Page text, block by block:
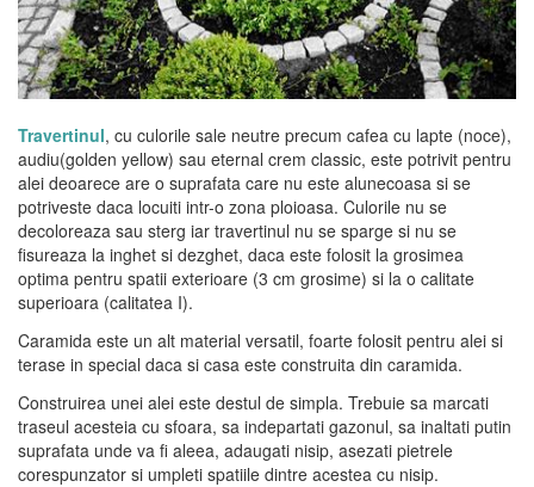
Travertinul, cu culorile sale neutre precum cafea cu lapte (noce),
audiu(golden yellow) sau eternal crem classic, este potrivit pentru
alei deoarece are o suprafata care nu este alunecoasa si se
potriveste daca locuiti intr-o zona ploioasa. Culorile nu se
decoloreaza sau sterg iar travertinul nu se sparge si nu se
fisureaza la inghet si dezghet, daca este folosit la grosimea
optima pentru spatii exterioare (3 cm grosime) si la o calitate
superioara (calitatea I).
Caramida este un alt material versatil, foarte folosit pentru alei si
terase in special daca si casa este construita din caramida.
Construirea unei alei este destul de simpla. Trebuie sa marcati
traseul acesteia cu sfoara, sa indepartati gazonul, sa inaltati putin
suprafata unde va fi aleea, adaugati nisip, asezati pietrele
corespunzator si umpleti spatiile dintre acestea cu nisip.